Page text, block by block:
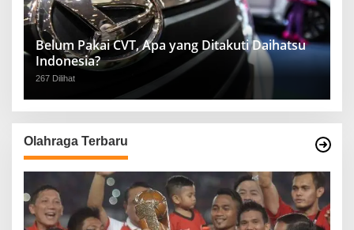
Belum Pakai CVT, Apa yang Ditakuti Daihatsu
Indonesia?
267 Dilihat
Olahraga Terbaru